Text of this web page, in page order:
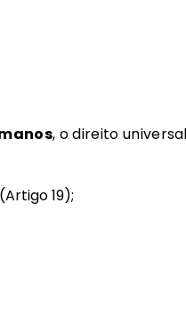
, o direito
(Artigo 19);